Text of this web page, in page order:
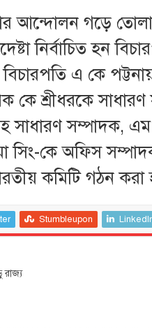
আন্দোলন গড়ে
নির্বাচিত হন
বিচারপতি এ কে
কে শ্রীধরকে
সাধারণ সম্পাদক, এম
সিং-কে অফিস
কমিটি গঠন করা
Stumbleupon